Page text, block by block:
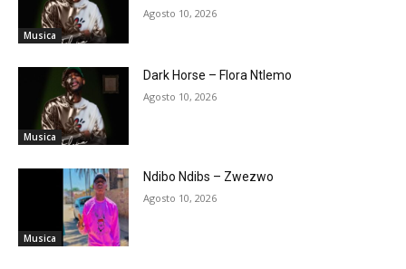
Musica
Agosto 10, 2026
Musica
Dark Horse – Flora Ntlemo
Agosto 10, 2026
Musica
Ndibo Ndibs – Zwezwo
Agosto 10, 2026